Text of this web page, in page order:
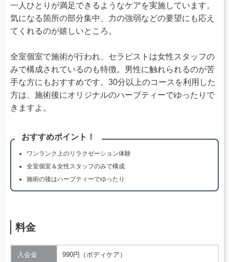
一人ひとりが満足できるようなケアを実施しています。
気になる箇所の部分集中、力の強弱などの要望にも応え
てくれるのが嬉しいところ。
全室個室で施術が行われ、セラピストは女性スタッフの
みで構成されているのも特徴。男性に触れられるのが苦
手な方にもおすすめです。30分以上のコースを利用した
方は、施術後にオリジナルのハーブティーでゆったりで
きますよ。
おすすめポイント！
ワンランク上のリラクゼーション体験
全室個室＆女性スタッフのみで構成
施術の後はハーブティーでゆったり
料金
入会金 990円（ボディケア）